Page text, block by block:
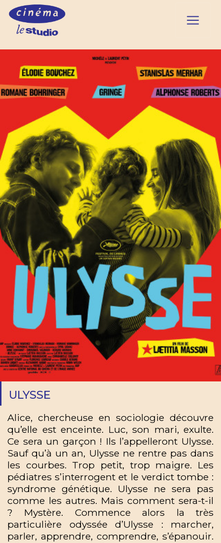
ULYSSE
Alice, chercheuse en sociologie découvre
qu’elle est enceinte. Luc, son mari, exulte.
Ce sera un garçon ! Ils l’appelleront Ulysse.
Sauf qu’à un an, Ulysse ne rentre pas dans
les courbes. Trop petit, trop maigre. Les
pédiatres s’interrogent et le verdict tombe :
syndrome génétique. Ulysse ne sera pas
comme les autres. Mais comment sera-t-il
? Mystère. Commence alors la très
particulière odyssée d’Ulysse : marcher,
parler, apprendre, comprendre, s’épanouir.